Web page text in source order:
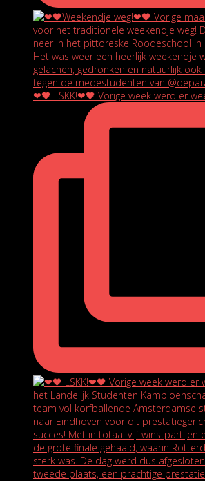
❤🖤 LSKK!❤🖤 Vorige week werd er